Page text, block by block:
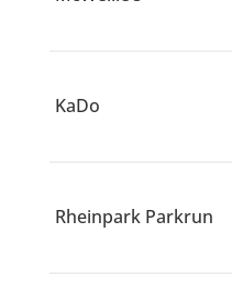
KaDo
Rheinpark Parkrun